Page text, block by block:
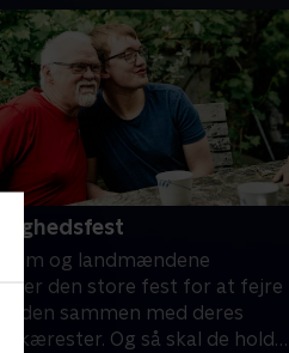
Holm og landmændene
den store fest for at fejre
sammen med deres
kærester. Og så skal de holde